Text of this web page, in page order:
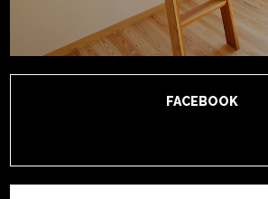
FACEBOOK